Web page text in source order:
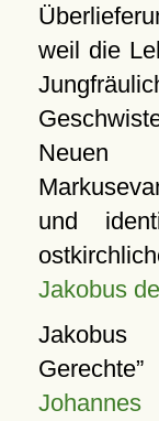
weil die
und
Jakobus
Gerechte
Johannes